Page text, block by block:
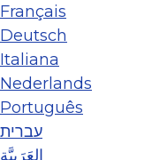
Français
Deutsch
Italiana
Nederlands
Português
עברית
العَرَبِيَّة